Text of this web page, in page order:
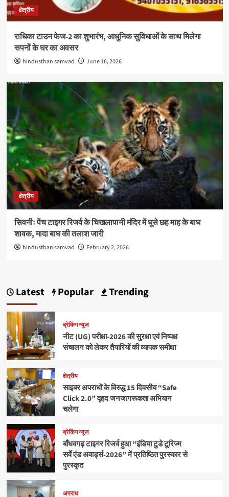
क्षेत्रीय
राधिका टाउन फेज-2 का शुभारंभ, आधुनिक सुविधाओं के साथ मिलेगा
सपनों के घर का अवसर
hindusthan samvad June 16, 2026
क्षेत्रीय
सिवनीः पेंच टाइगर रिजर्व के चिखलापानी मंदिर में घुसे छह माह के बाघ
शावक, मादा बाघ की तलाश जारी
hindusthan samvad February 2, 2026
Latest Popular Trending
ब्रेकिंग न्यूज
नीट (UG) परीक्षा-2026 की सुरक्षा एवं निष्पक्ष
संचालन को लेकर तैयारियों की व्यापक समीक्षा
क्षेत्रीय
साइबर अपराधों के विरुद्ध 15 दिवसीय “Safe
Click 2.0” वृहद जनजागरूकता अभियान
चलेगा
ब्रेकिंग न्यूज
बाँधवगढ़ टाइगर रिजर्व हुआ “इंडिया टुडे टूरिज्म
सर्वे एंड अवार्ड्स-2026” में प्रतिष्ठित पुरस्कार से
पुरस्कृत
अपराध